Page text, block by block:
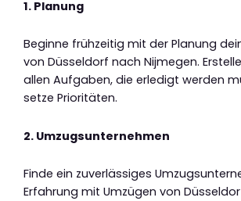
1. Planung
Beginne frühzeitig mit der Planung
von Düsseldorf nach Nijmegen.
allen Aufgaben, die erledigt werden
setze Prioritäten.
2. Umzugsunternehmen
Finde ein zuverlässiges
Erfahrung mit Umzügen von